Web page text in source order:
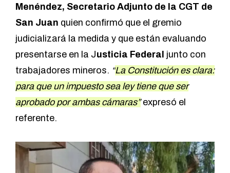
Menéndez, Secretario Adjunto de la CGT de
San Juan quien confirmó que el gremio
judicializará la medida y que están evaluando
presentarse en la Justicia Federal junto con
trabajadores mineros. “La Constitución es clara:
para que un impuesto sea ley tiene que ser
aprobado por ambas cámaras” expresó el
referente.